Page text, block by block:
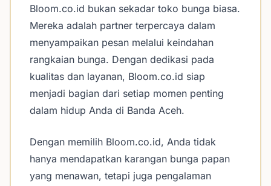
Bloom.co.id bukan sekadar toko bunga biasa.
Mereka adalah partner terpercaya dalam
menyampaikan pesan melalui keindahan
rangkaian bunga. Dengan dedikasi pada
kualitas dan layanan, Bloom.co.id siap
menjadi bagian dari setiap momen penting
dalam hidup Anda di Banda Aceh.
Dengan memilih Bloom.co.id, Anda tidak
hanya mendapatkan karangan bunga papan
yang menawan, tetapi juga pengalaman